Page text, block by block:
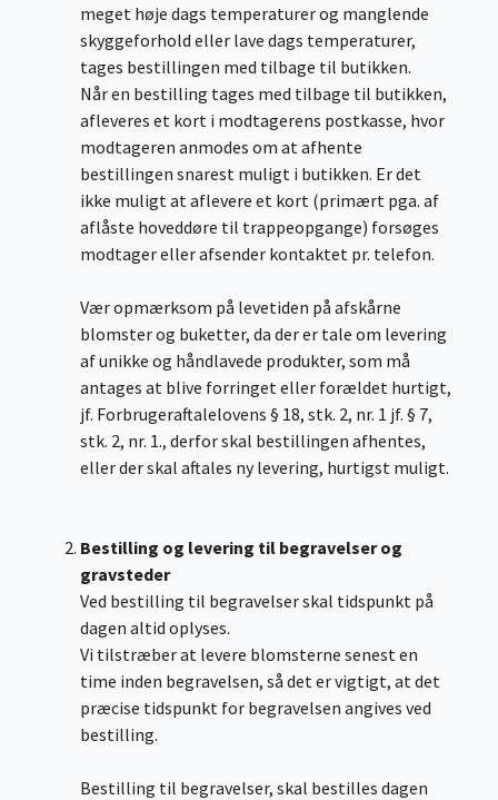
meget høje dags temperaturer og manglende
skyggeforhold eller lave dags temperaturer,
tages bestillingen med tilbage til butikken.
Når en bestilling tages med tilbage til butikken,
afleveres et kort i modtagerens postkasse, hvor
modtageren anmodes om at afhente
bestillingen snarest muligt i butikken. Er det
ikke muligt at aflevere et kort (primært pga. af
aflåste hoveddøre til trappeopgange) forsøges
modtager eller afsender kontaktet pr. telefon.
Vær opmærksom på levetiden på afskårne
blomster og buketter, da der er tale om levering
af unikke og håndlavede produkter, som må
antages at blive forringet eller forældet hurtigt,
jf. Forbrugeraftalelovens § 18, stk. 2, nr. 1 jf. § 7,
stk. 2, nr. 1., derfor skal bestillingen afhentes,
eller der skal aftales ny levering, hurtigst muligt.
Bestilling og levering til begravelser og
gravsteder
Ved bestilling til begravelser skal tidspunkt på
dagen altid oplyses.
Vi tilstræber at levere blomsterne senest en
time inden begravelsen, så det er vigtigt, at det
præcise tidspunkt for begravelsen angives ved
bestilling.
Bestilling til begravelser, skal bestilles dagen